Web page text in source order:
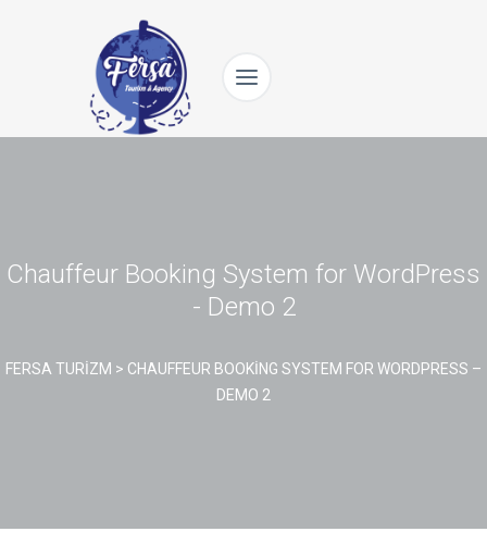
Chauffeur Booking System for WordPress
- Demo 2
FERSA TURIZM > CHAUFFEUR BOOKING SYSTEM FOR WORDPRESS –
DEMO 2